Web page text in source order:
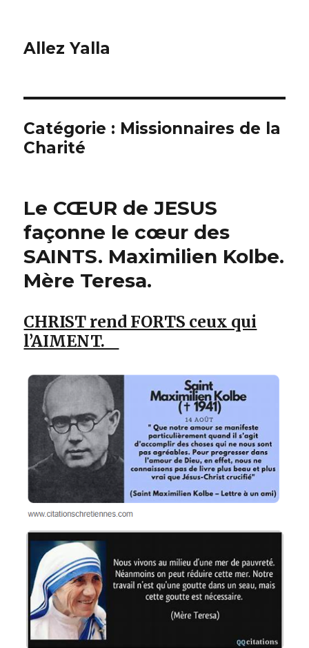
Allez Yalla
Catégorie : Missionnaires de la
Charité
Le CŒUR de JESUS
façonne le cœur des
SAINTS. Maximilien Kolbe.
Mère Teresa.
CHRIST rend FORTS ceux qui
l’AIMENT.